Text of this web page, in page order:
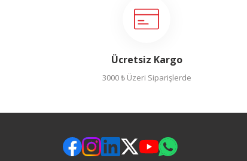
Ücretsiz Kargo
3000 ₺ Üzeri Siparişlerde